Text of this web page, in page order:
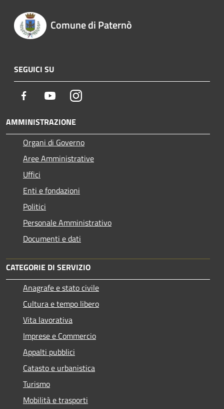
Comune di Paternò
SEGUICI SU
Facebook YoutubeInstagram
AMMINISTRAZIONE
Organi di Governo
Aree Amministrative
Uffici
Enti e fondazioni
Politici
Personale Amministrativo
Documenti e dati
CATEGORIE DI SERVIZIO
Anagrafe e stato civile
Cultura e tempo libero
Vita lavorativa
Imprese e Commercio
Appalti pubblici
Catasto e urbanistica
Turismo
Mobilità e trasporti